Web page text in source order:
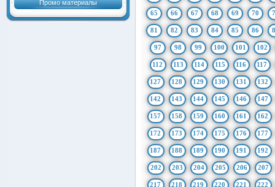
Промо материалы
65 66 67 68 69 70
81 82 83 84 85 86
97 98 99 100 101 102
112 113 114 115 116 117
127 128 129 130 131 132
142 143 144 145 146 147
157 158 159 160 161 162
172 173 174 175 176 177
187 188 189 190 191 192
202 203 204 205 206 207
217 218 219 220 221 222